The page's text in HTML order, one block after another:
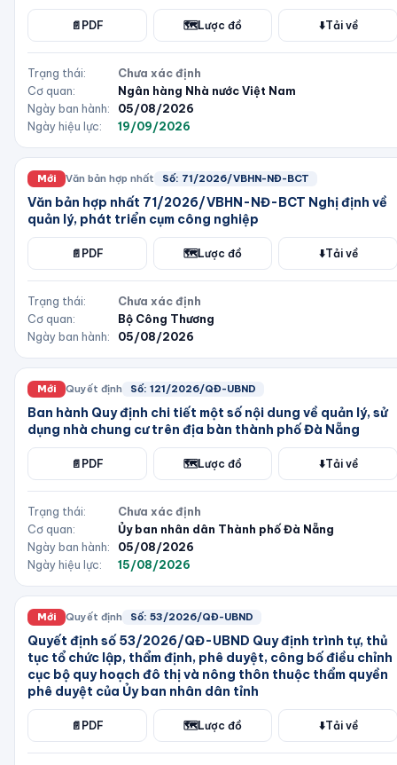
📄 PDF 🗺️Lược đồ ⬇️Tải về
Trạng thái:
Chưa xác định
Cơ quan:
Ngân hàng Nhà nước Việt Nam
Ngày ban hành:
05/08/2026
Ngày hiệu lực:
19/09/2026
Mới Văn bản hợp nhất Số: 71/2026/VBHN-NĐ-BCT
Văn bản hợp nhất 71/2026/VBHN-NĐ-BCT Nghị định về
quản lý, phát triển cụm công nghiệp
📄 PDF 🗺️Lược đồ ⬇️Tải về
Trạng thái:
Chưa xác định
Cơ quan:
Bộ Công Thương
Ngày ban hành:
05/08/2026
Mới Quyết định Số: 121/2026/QĐ-UBND
Ban hành Quy định chi tiết một số nội dung về quản lý, sử
dụng nhà chung cư trên địa bàn thành phố Đà Nẵng
📄 PDF 🗺️Lược đồ ⬇️Tải về
Trạng thái:
Chưa xác định
Cơ quan:
Ủy ban nhân dân Thành phố Đà Nẵng
Ngày ban hành:
05/08/2026
Ngày hiệu lực:
15/08/2026
Mới Quyết định Số: 53/2026/QĐ-UBND
Quyết định số 53/2026/QĐ-UBND Quy định trình tự, thủ
tục tổ chức lập, thẩm định, phê duyệt, công bố điều chỉnh
cục bộ quy hoạch đô thị và nông thôn thuộc thẩm quyền
phê duyệt của Ủy ban nhân dân tỉnh
📄 PDF 🗺️Lược đồ ⬇️Tải về